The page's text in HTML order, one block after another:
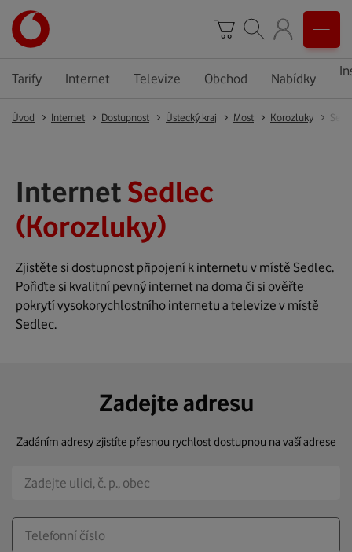
Tarify Internet Televize Obchod Nabídky
Úvod Internet Dostupnost Ústecký kraj Most Korozluky
Internet Sedlec
(Korozluky)
Zjistěte si dostupnost připojení k internetu v místě Sedlec.
Pořiďte si kvalitní pevný internet na doma či si ověřte
pokrytí vysokorychlostního internetu a televize v místě
Sedlec.
Zadejte adresu
Zadáním adresy zjistíte přesnou rychlost dostupnou na vaší adrese